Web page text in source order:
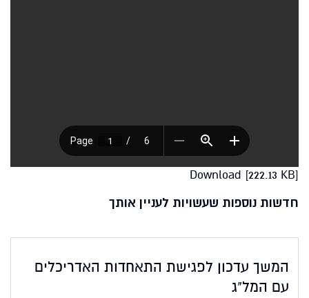
Download [222.13 KB]
חדשות נוספות שעשויות לעניין אותך
המשך עדכון לפגישת התאחדות האדריכלים
עם המל"ג